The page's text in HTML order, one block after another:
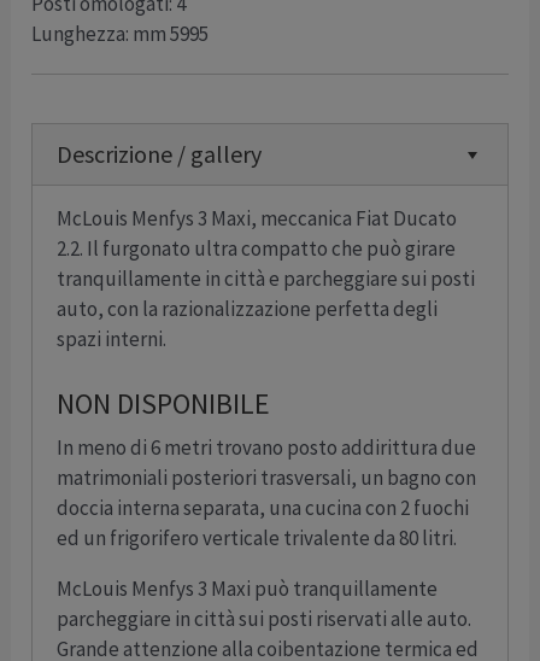
Lunghezza: mm 5995
Descrizione / gallery
McLouis Menfys 3 Maxi, meccanica Fiat Ducato
2.2. Il furgonato ultra compatto che può girare
tranquillamente in città e parcheggiare sui posti
auto, con la razionalizzazione perfetta degli
spazi interni.
NON DISPONIBILE
In meno di 6 metri trovano posto addirittura due
matrimoniali posteriori trasversali, un bagno con
doccia interna separata, una cucina con 2 fuochi
ed un frigorifero verticale trivalente da 80 litri.
McLouis Menfys 3 Maxi può tranquillamente
parcheggiare in città sui posti riservati alle auto.
Grande attenzione alla coibentazione termica ed